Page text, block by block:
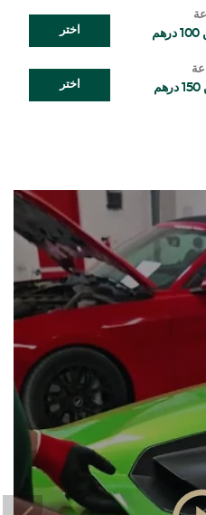
ابتداءً من 100 درهم
اختر
ابتداءً من 150 درهم
اختر